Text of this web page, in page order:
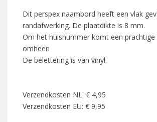
Dit perspex naambord heeft een vlak
randafwerking. De plaatdikte is 8 mm.
Om het huisnummer komt een prachtige
omheen
De belettering is van vinyl.
Verzendkosten NL: € 4,95
Verzendkosten EU: € 9,95